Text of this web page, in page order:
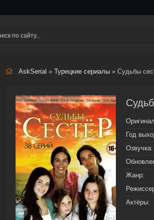
AskSerial » Турецкие сериалы » Судьбы
Год
Озвучка:
Жанр:
Актёры: